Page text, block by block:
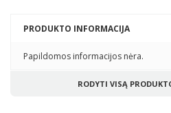
PRODUKTO INFORMACIJA
Papildomos informacijos nėra.
RODYTI VISĄ